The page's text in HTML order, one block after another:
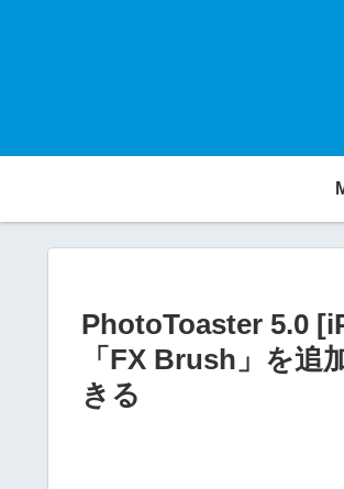
PhotoToaster 5.0
「FX Brush」を
きる